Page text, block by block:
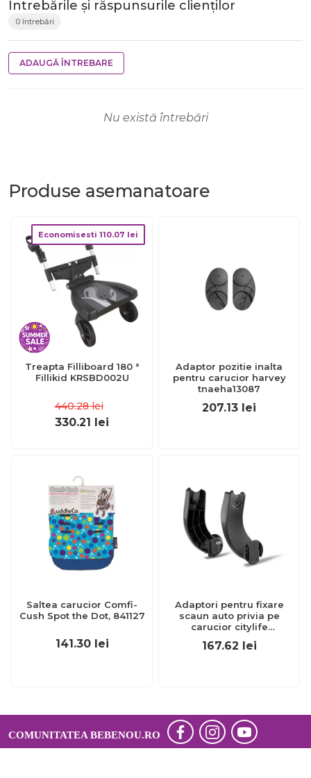
Întrebările și răspunsurile clienților
0 întrebări
ADAUGĂ ÎNTREBARE
Nu există întrebări
Produse asemanatoare
Economisesti 110.07 lei
Treapta Filliboard 180 °
Fillikid KRSBD002U
440.28 lei
330.21 lei
Adaptor pozitie inalta
pentru carucior harvey
tnaeha13087
207.13 lei
Saltea carucior Comfi-
Cush Spot the Dot, 841127
141.30 lei
Adaptori pentru fixare
scaun auto privia pe
carucior citylife
167.62 lei
COMUNITATEA BEBENOU.RO